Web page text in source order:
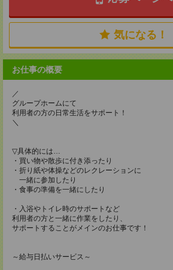
気になる！
お仕事の概要
／
グループホームにて
利用者の方の日常生活をサポート！
＼
▽具体的には…
・買い物や散歩に付き添ったり
・折り紙や体操などのレクレーションに
一緒に参加したり
・食事の準備を一緒にしたり
・入浴やトイレ時のサポートなど
利用者の方と一緒に作業をしたり、
サポートすることがメインのお仕事です！
～給与日払いサービス～